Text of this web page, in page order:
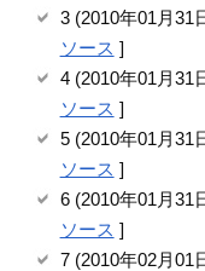
3 (2010年01月31
ソース ]
4 (2010年01月31
ソース ]
5 (2010年01月31
ソース ]
6 (2010年01月31
ソース ]
7 (2010年02月01